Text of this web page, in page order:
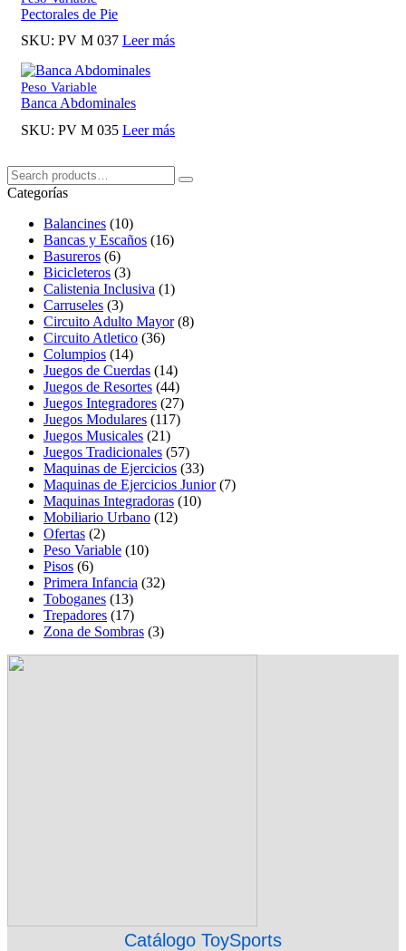
Pectorales de Pie
SKU: PV M 037 Leer más
Peso Variable
Banca Abdominales
SKU: PV M 035 Leer más
Buscar:
Search
Categorías
Balancines (10)
Bancas y Escaños (16)
Basureros (6)
Bicicleteros (3)
Calistenia Inclusiva (1)
Carruseles (3)
Circuito Adulto Mayor (8)
Circuito Atletico (36)
Columpios (14)
Juegos de Cuerdas (14)
Juegos de Resortes (44)
Juegos Integradores (27)
Juegos Modulares (117)
Juegos Musicales (21)
Juegos Tradicionales (57)
Maquinas de Ejercicios (33)
Maquinas de Ejercicios Junior (7)
Maquinas Integradoras (10)
Mobiliario Urbano (12)
Ofertas (2)
Peso Variable (10)
Pisos (6)
Primera Infancia (32)
Toboganes (13)
Trepadores (17)
Zona de Sombras (3)
Catálogo ToySports